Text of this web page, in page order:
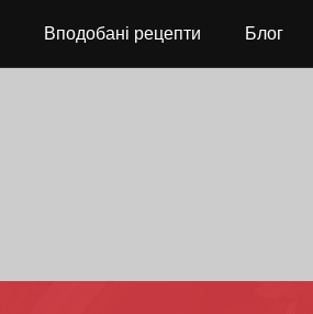
Вподобані рецепти Блог